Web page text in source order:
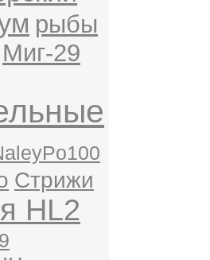
рыбы
Миг-29
Стрижи
HL2